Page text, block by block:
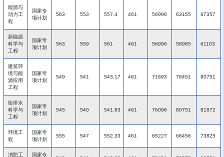
能源与
动力工
程
国家专
项计划
563 553 557.4 461 56996 63155 67357
新能源
科学与
工程
国家专
项计划
563 559 561 461 56996 58985 61103
建筑环
境与能
源应用
工程
国家专
项计划
549 541 543.17 461 71693 78451 80751
给排水
科学与
工程
国家专
项计划
545 540 541.83 461 76096 80751 81872
环境工
程
国家专
项计划
555 547 552.33 461 65227 68456 73825
消防工
国家专